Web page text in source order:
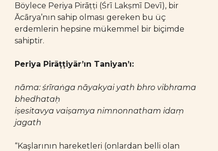
Böylece Periya Pirāṭṭi (Śrī Lakṣmī Devī), bir
Ācārya’nın sahip olması gereken bu üç
erdemlerin hepsine mükemmel bir biçimde
sahiptir.
Periya Pirāṭṭiyār’ın Taniyan’ı:
nāma: śrīraṅga nāyakyai yath bhro vibhrama
bhedhataḥ
iṣesitavya vaiṣamya nimnonnatham idaṃ
jagath
“Kaşlarının hareketleri (onlardan belli olan